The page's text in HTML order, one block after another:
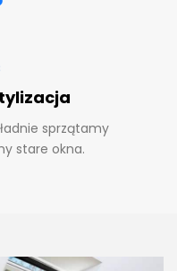
sprzątamy
stare okna.